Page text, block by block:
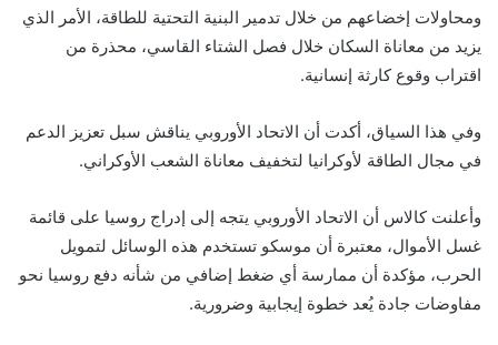
ومحاولات إخضاعهم من خلال تدمير البنية التحتية للطاقة، الأمر الذي
يزيد من معاناة السكان خلال فصل الشتاء القاسي، محذرة من
اقتراب وقوع كارثة إنسانية.
وفي هذا السياق، أكدت أن الاتحاد الأوروبي يناقش سبل تعزيز الدعم
في مجال الطاقة لأوكرانيا لتخفيف معاناة الشعب الأوكراني.
وأعلنت كالاس أن الاتحاد الأوروبي يتجه إلى إدراج روسيا على قائمة
غسل الأموال، معتبرة أن موسكو تستخدم هذه الوسائل لتمويل
الحرب، مؤكدة أن ممارسة أي ضغط إضافي من شأنه دفع روسيا نحو
مفاوضات جادة يُعد خطوة إيجابية وضرورية.